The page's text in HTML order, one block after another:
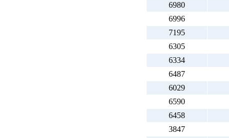
6980
6996
7195
6305
6334
6487
6029
6590
6458
3847